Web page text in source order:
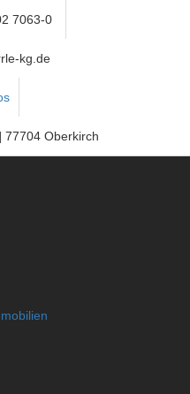
7063-0
kg.de
| 77704 Oberkirch